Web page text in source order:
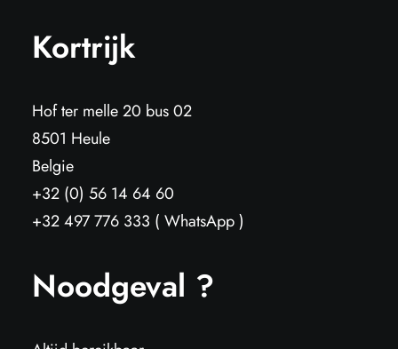
Kortrijk
Hof ter melle 20 bus 02
8501 Heule
Belgie
+32 (0) 56 14 64 60
+32 497 776 333 ( WhatsApp )
Noodgeval ?